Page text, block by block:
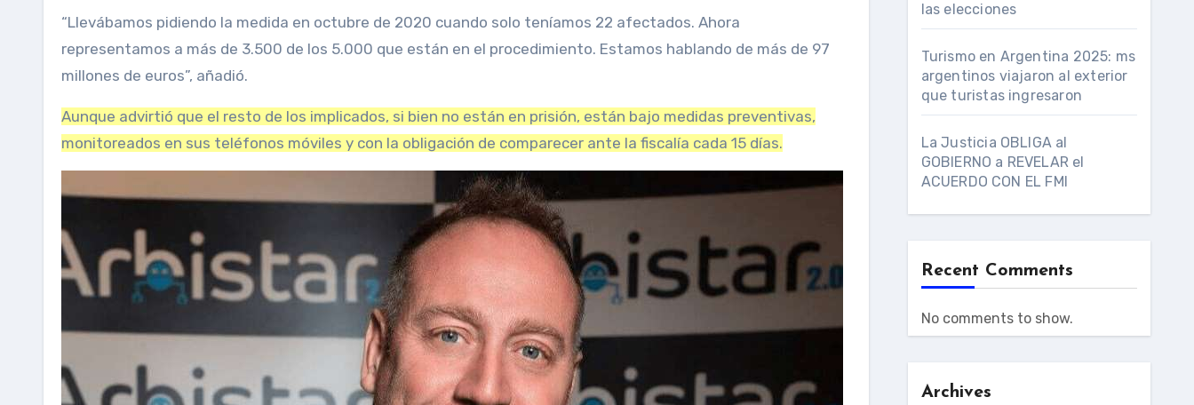
“Llevábamos pidiendo la medida en octubre de 2020 cuando solo teníamos 22 afectados. Ahora
representamos a más de 3.500 de los 5.000 que están en el procedimiento. Estamos hablando de más de 97
millones de euros”, añadió.
Aunque advirtió que el resto de los implicados, si bien no están en prisión, están bajo medidas preventivas,
monitoreados en sus teléfonos móviles y con la obligación de comparecer ante la fiscalía cada 15 días.
las elecciones
Turismo en Argentina 2025: ms
argentinos viajaron al exterior
que turistas ingresaron
La Justicia OBLIGA al
GOBIERNO a REVELAR el
ACUERDO CON EL FMI
Recent Comments
No comments to show.
Archives